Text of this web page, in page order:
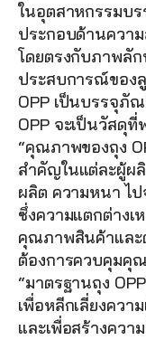
ในอุตสาหกรรมบ
ประกอบด้านความ
โดยตรงกับภาพลั
ประสบการณ์ของลู
OPP เป็นบรรจุภั
OPP จะเป็นวัสดุ
“คุณภาพของถุง
สำคัญในแต่ละผู้ผ
ผลิต ความหนา ไ
ซึ่งความแตกต่างเ
คุณภาพสินค้าและ
ต้องการควบคุมคุ
“มาตรฐานถุง
เพื่อหลีกเลี่ยงควา
และเพื่อสร้างควา